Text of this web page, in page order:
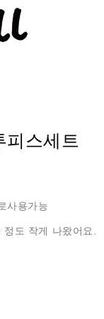
피스세트
사용가능
도 작게 나왔어요.